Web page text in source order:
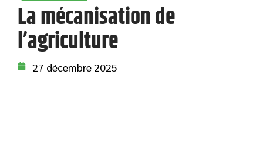
La mécanisation de
l’agriculture
27 décembre 2025